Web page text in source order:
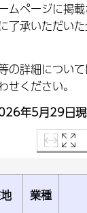
ムページに掲
了承いただい
の詳細につい
せください。
年5月29日
業種